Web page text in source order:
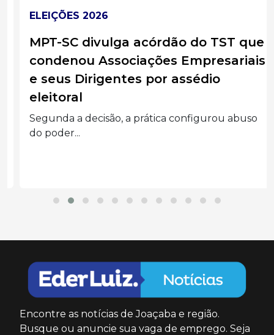
ELEIÇÕES 2026
MPT-SC divulga acórdão do TST que
condenou Associações Empresariais
e seus Dirigentes por assédio
eleitoral
Segunda a decisão, a prática configurou abuso
do poder...
Encontre as notícias de Joaçaba e região.
Busque ou anuncie sua vaga de emprego. Seja